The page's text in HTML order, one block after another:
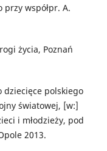
współpr. A.
życia, Poznań
dziecięce polskiego
światowej, [w:]
i młodzieży, pod
2013.